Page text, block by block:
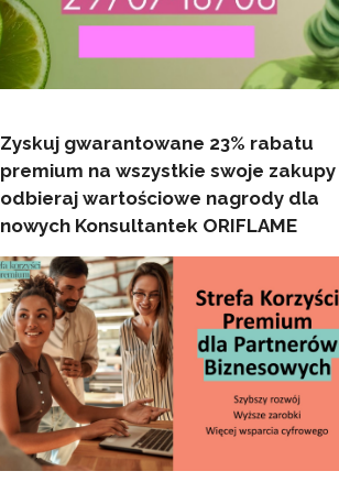
Zyskuj gwarantowane 23% rabatu
premium na wszystkie swoje zakupy
odbieraj wartościowe nagrody dla
nowych Konsultantek ORIFLAME